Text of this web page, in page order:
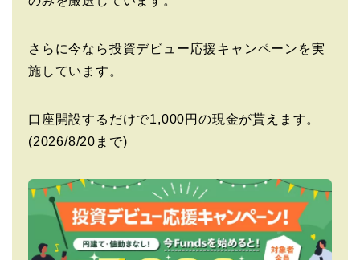
さらに今なら投資デビュー応援キャンペーンを実
施しています。
口座開設するだけで1,000円の現金が貰えます。
(2026/8/20まで)